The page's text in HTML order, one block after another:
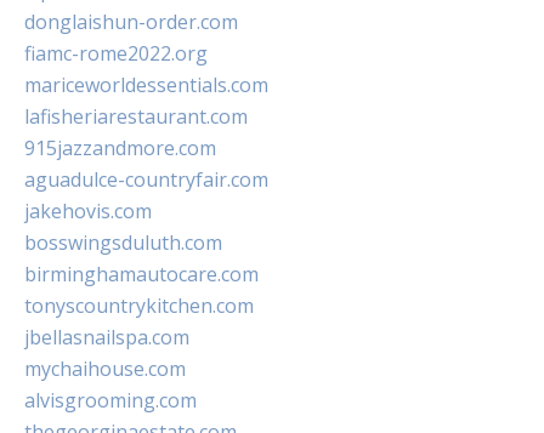
donglaishun-order.com
fiamc-rome2022.org
mariceworldessentials.com
lafisheriarestaurant.com
915jazzandmore.com
aguadulce-countryfair.com
jakehovis.com
bosswingsduluth.com
birminghamautocare.com
tonyscountrykitchen.com
jbellasnailspa.com
mychaihouse.com
alvisgrooming.com